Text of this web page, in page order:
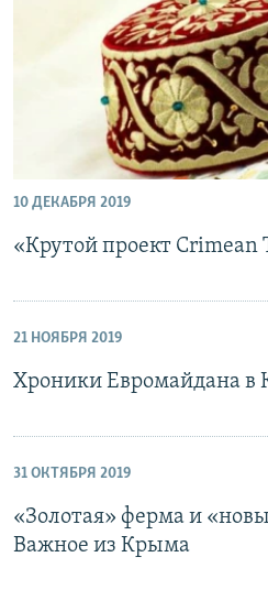
10 ДЕКАБРЯ 2019
«Крутой проект Crimean
21 НОЯБРЯ 2019
Хроники Евромайдана в
31 ОКТЯБРЯ 2019
«Золотая» ферма и
Важное из Крыма